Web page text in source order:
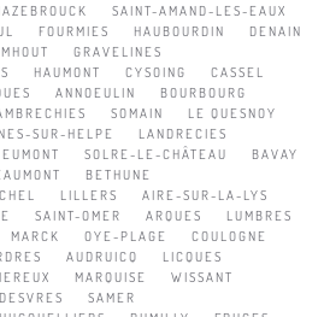
SAINT-AMAND-LES-EAUX
FOURMIES HAUBOURDIN
DENAIN
GRAVELINES
HAUMONT CYSOING
CASSEL
ANNOEULIN
BOURBOURG
SOMAIN
LE QUESNOY
SUR-HELPE
LANDRECIES
SOLRE-LE-CHÂTEAU
BAVAY
BETHUNE
LILLERS
AIRE-SUR-LA-LYS
SAINT-OMER ARQUES
LUMBRES
MARCK OYE-PLAGE
COULOGNE
AUDRUICQ
LICQUES
MARQUISE
WISSANT
DESVRES
SAMER